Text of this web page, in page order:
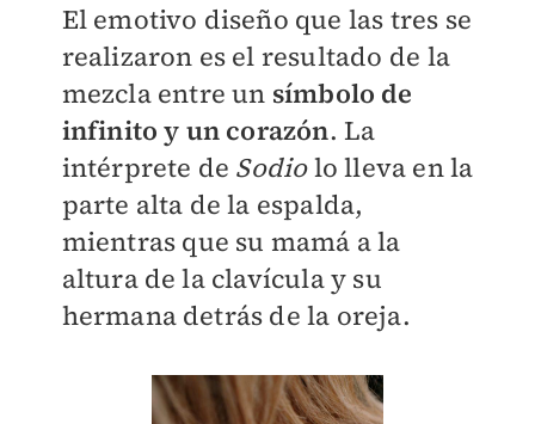
El emotivo diseño que las tres se
realizaron es el resultado de la
mezcla entre un símbolo de
infinito y un corazón. La
intérprete de Sodiolo lleva en la
parte alta de la espalda,
mientras que su mamá a la
altura de la clavícula y su
hermana detrás de la oreja.